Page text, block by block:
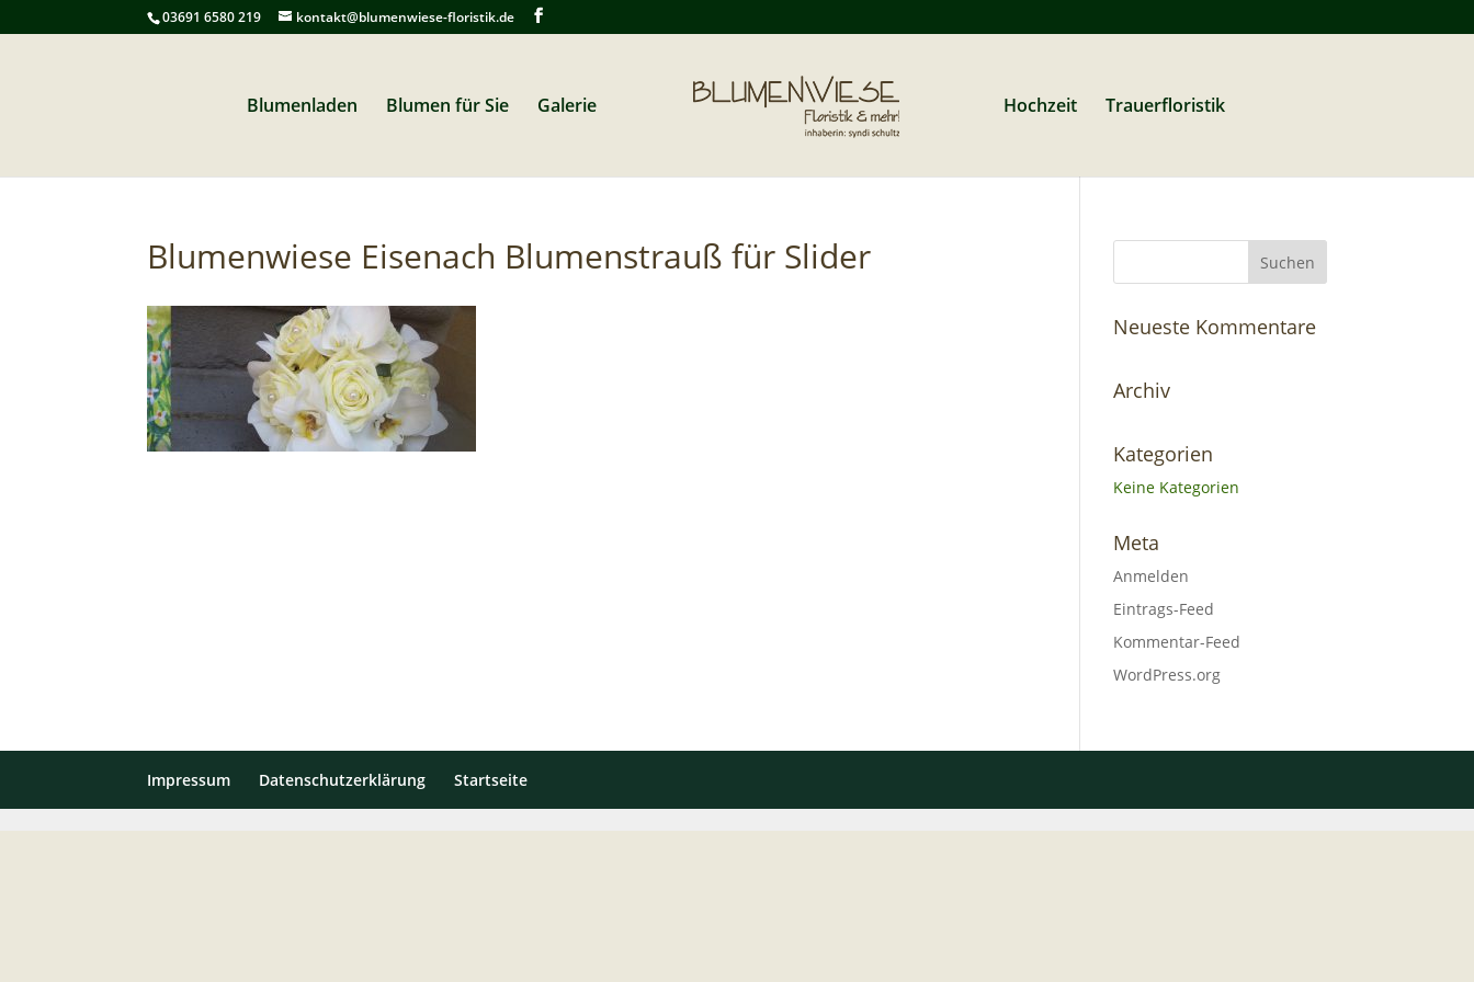
03691 6580 219 kontakt@blumenwiese-floristik.de
Blumenladen Blumen für Sie Galerie Hochzeit Trauerfloristik
Blumenwiese Eisenach Blumenstrauß für Slider
Neueste Kommentare
Archiv
Kategorien
Keine Kategorien
Meta
Anmelden
Eintrags-Feed
Kommentar-Feed
WordPress.org
Impressum Datenschutzerklärung Startseite